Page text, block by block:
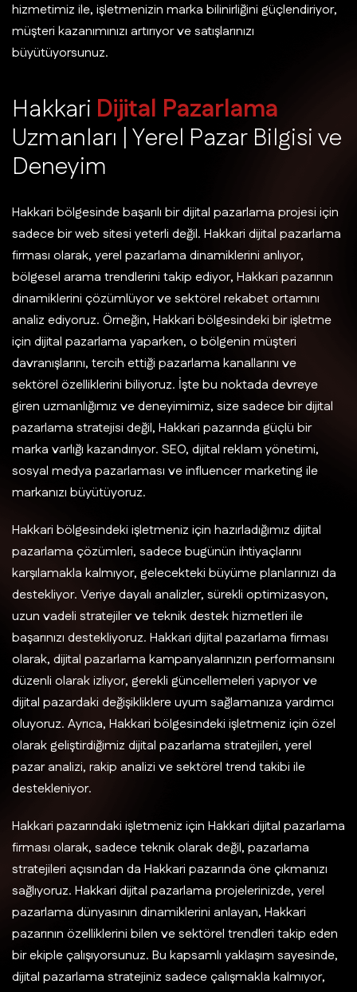
hizmetimiz ile, işletmenizin marka bilinirliğini güçlendiriyor,
müşteri kazanımınızı artırıyor ve satışlarınızı
büyütüyorsunuz.
Hakkari Dijital Pazarlama
Uzmanları |Yerel Pazar Bilgisive
Deneyim
Hakkari bölgesinde başarılı bir dijital pazarlama projesi için
sadece bir web sitesi yeterli değil. Hakkari dijital pazarlama
firması olarak, yerel pazarlama dinamiklerini anlıyor,
bölgesel arama trendlerini takip ediyor, Hakkari pazarının
dinamiklerini çözümlüyor ve sektörel rekabet ortamını
analiz ediyoruz. Örneğin, Hakkari bölgesindeki bir işletme
için dijital pazarlama yaparken, o bölgenin müşteri
davranışlarını, tercih ettiği pazarlama kanallarını ve
sektörel özelliklerini biliyoruz. İşte bu noktada devreye
giren uzmanlığımız ve deneyimimiz, size sadece bir dijital
pazarlama stratejisi değil, Hakkari pazarında güçlü bir
marka varlığı kazandırıyor. SEO, dijital reklam yönetimi,
sosyal medya pazarlaması ve influencer marketing ile
markanızı büyütüyoruz.
Hakkari bölgesindeki işletmeniz için hazırladığımız dijital
pazarlama çözümleri, sadece bugünün ihtiyaçlarını
karşılamakla kalmıyor, gelecekteki büyüme planlarınızı da
destekliyor. Veriye dayalı analizler, sürekli optimizasyon,
uzun vadeli stratejiler ve teknik destek hizmetleri ile
başarınızı destekliyoruz. Hakkari dijital pazarlama firması
olarak, dijital pazarlama kampanyalarınızın performansını
düzenli olarak izliyor, gerekli güncellemeleri yapıyor ve
dijital pazardaki değişikliklere uyum sağlamanıza yardımcı
oluyoruz. Ayrıca, Hakkari bölgesindeki işletmeniz için özel
olarak geliştirdiğimiz dijital pazarlama stratejileri, yerel
pazar analizi, rakip analizi ve sektörel trend takibi ile
destekleniyor.
Hakkari pazarındaki işletmeniz için Hakkari dijital pazarlama
firması olarak, sadece teknik olarak değil, pazarlama
stratejileri açısından da Hakkari pazarında öne çıkmanızı
sağlıyoruz. Hakkari dijital pazarlama projelerinizde, yerel
pazarlama dünyasının dinamiklerini anlayan, Hakkari
pazarının özelliklerini bilen ve sektörel trendleri takip eden
bir ekiple çalışıyorsunuz. Bu kapsamlı yaklaşım sayesinde,
dijital pazarlama stratejiniz sadece çalışmakla kalmıyor,